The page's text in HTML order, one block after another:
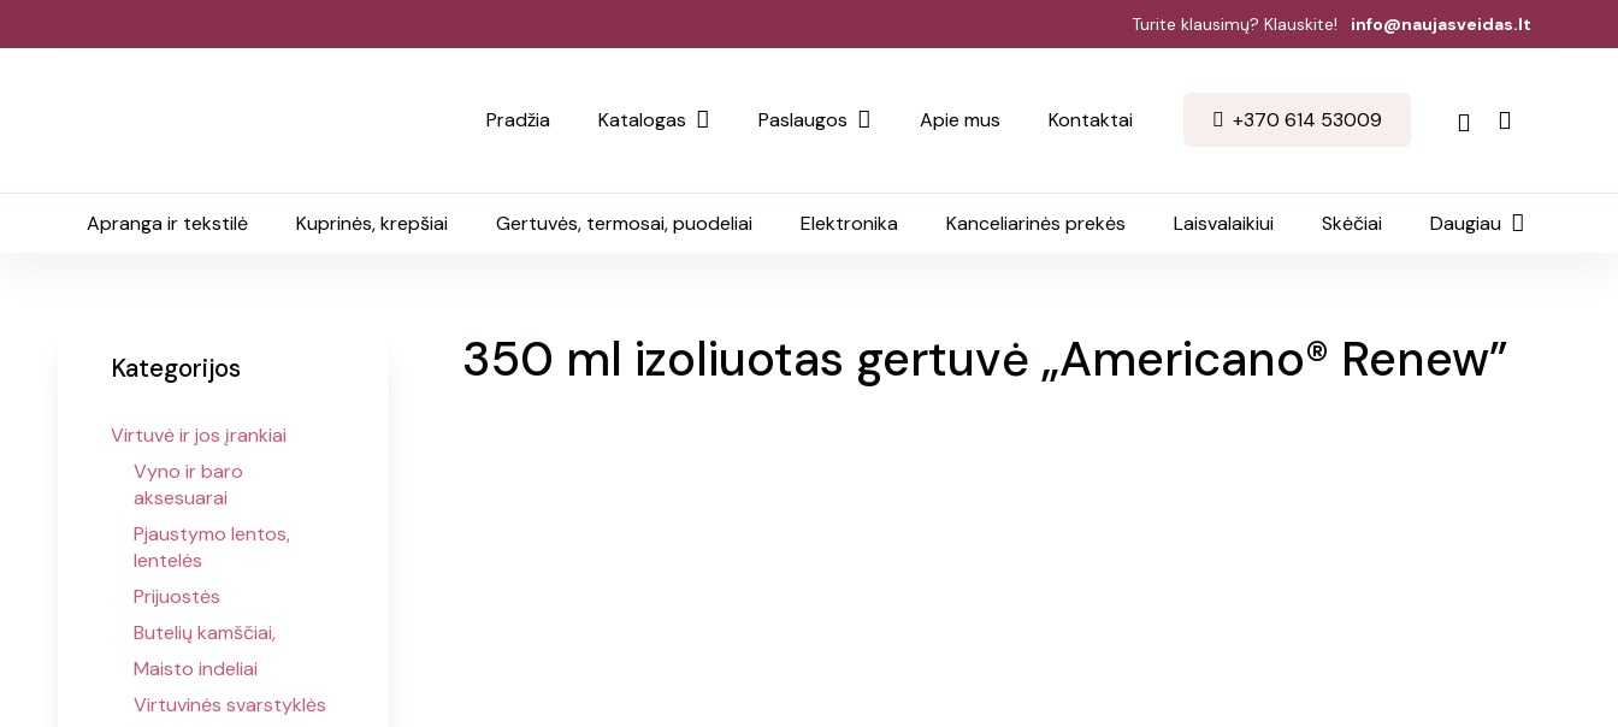
Turite klausimų? Klauskite! info@naujasveidas.lt
Pradžia Katalogas Paslaugos Apie mus Kontaktai +370 614 53009
Apranga ir tekstilė Kuprinės, krepšiai Gertuvės, termosai, puodeliai Elektronika Kanceliarinės prekės Laisvalaikiui Skėčiai Daugiau
Kategorijos
Virtuvė ir jos įrankiai
Vyno ir baro
aksesuarai
Pjaustymo lentos,
lentelės
Prijuostės
Butelių kamščiai,
Maisto indeliai
Virtuvinės svarstyklės
350 ml izoliuotas gertuvė „Americano® Renew”